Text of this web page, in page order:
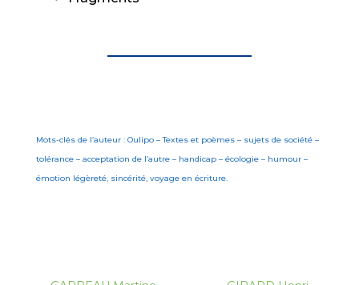
Mots-clés de l’auteur : Oulipo – Textes et poèmes – sujets de société –
tolérance – acceptation de l’autre – handicap – écologie – humour –
émotion légèreté, sincérité, voyage en écriture.